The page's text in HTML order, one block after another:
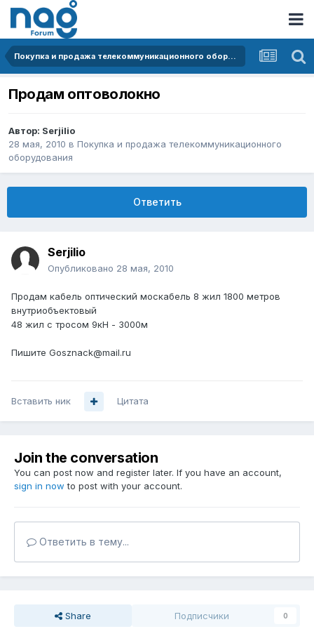
Покупка и продажа телекоммуникационного оборудования
Продам оптоволокно
Автор: Serjilio
28 мая, 2010 в Покупка и продажа телекоммуникационного
оборудования
Ответить
Serjilio
Опубликовано 28 мая, 2010
Продам кабель оптический москабель 8 жил 1800 метров
внутриобъектовый
48 жил с тросом 9кН - 3000м
Пишите Gosznack@mail.ru
Вставить ник Цитата
Join the conversation
You can post now and register later. If you have an account,
sign in now to post with your account.
Ответить в тему...
Share Подписчики 0